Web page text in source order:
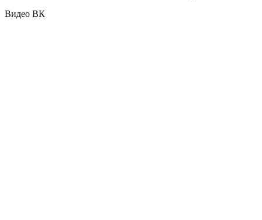
Видео ВК